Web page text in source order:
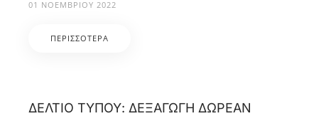
01 ΝΟΕΜΒΡΊΟΥ 2022
ΠΕΡΙΣΣΌΤΕΡΑ
ΔΕΛΤΙΟ ΤΥΠΟΥ: ΔΕΞΑΓΩΓΗ ΔΩΡΕΑΝ